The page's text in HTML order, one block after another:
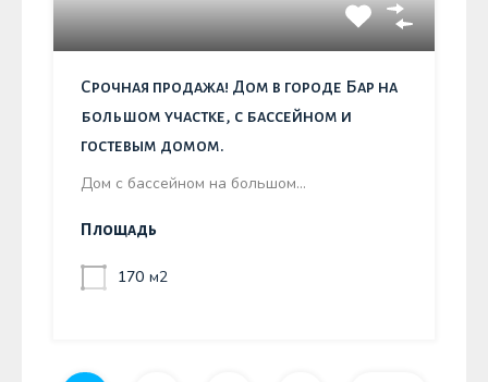
Срочная продажа! Дом в городе Бар на
большом участке, с бассейном и
гостевым домом.
Дом с бассейном на большом…
Площадь
170 м2